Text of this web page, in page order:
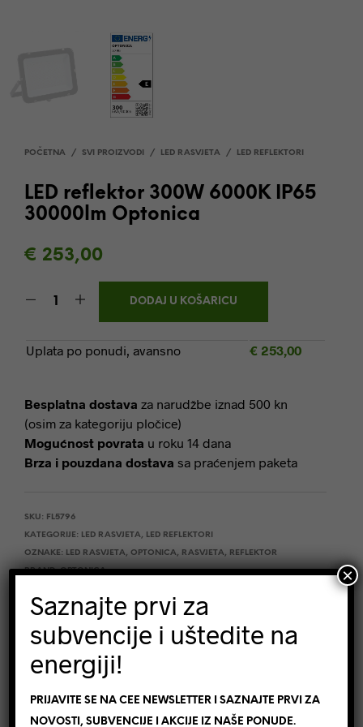
POČETNA / SVI PROIZVODI / LED RASVJETA / LED REFLEKTORI
LED reflektor 300W 6000K IP65
30000lm Optonica
€ 253,00
DODAJ U KOŠARICU
Uplata po ponudi, avansno € 253,00
Besplatna dostava za narudžbe iznad 500 kn
(osim za kategoriju pločice)
Mogućnost povrata u roku 14 dana
Brza i pouzdana dostava sa praćenjem paketa
SKU: FL5796
KATEGORIJE: LED RASVJETA, LED REFLEKTORI
OZNAKE: LED RASVJETA, OPTONICA, RASVJETA, REFLEKTOR
BRAND:OPTONICA
OPIS
Saznajte prvi za
subvencije i uštedite na
energiji!
PRIJAVITE SE NA CEE NEWSLETTER I SAZNAJTE PRVI ZA
NOVOSTI, SUBVENCIJE I AKCIJE IZ NAŠE PONUDE.
×